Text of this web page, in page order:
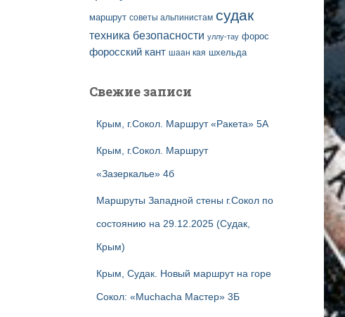
маршрут советы альпинистам судак
техника безопасности уллу-тау форос
форосский кант шаан кая шхельда
Свежие записи
Крым, г.Сокол. Маршрут «Ракета» 5А
Крым, г.Сокол. Маршрут
«Зазеркалье» 4б
Маршруты Западной стены г.Сокол по
состоянию на 29.12.2025 (Судак,
Крым)
Крым, Судак. Новый маршрут на горе
Сокол: «Muchacha Мастер» 3Б